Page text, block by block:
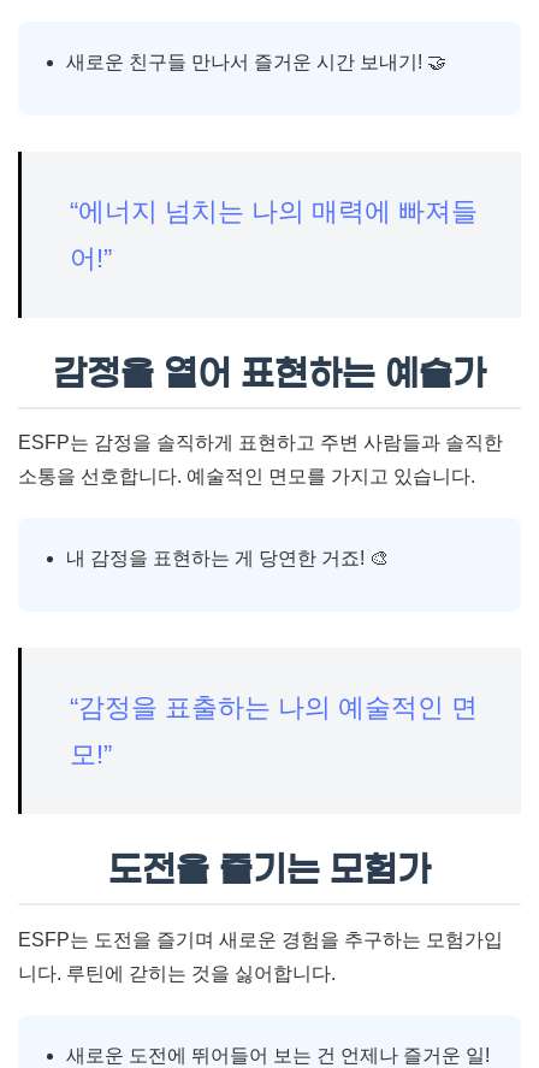
새로운 친구들 만나서 즐거운 시간 보내기! 🤝
“에너지 넘치는 나의 매력에 빠져들
어!”
감정을 열어 표현하는 예술가
ESFP는 감정을 솔직하게 표현하고 주변 사람들과 솔직한
소통을 선호합니다. 예술적인 면모를 가지고 있습니다.
내 감정을 표현하는 게 당연한 거죠! 🎨
“감정을 표출하는 나의 예술적인 면
모!”
도전을 즐기는 모험가
ESFP는 도전을 즐기며 새로운 경험을 추구하는 모험가입
니다. 루틴에 갇히는 것을 싫어합니다.
새로운 도전에 뛰어들어 보는 건 언제나 즐거운 일!